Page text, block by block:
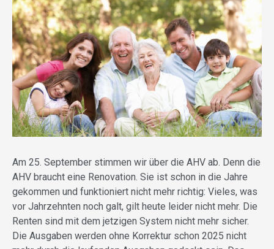
Am 25. September stimmen wir über die AHV ab. Denn die
AHV braucht eine Renovation. Sie ist schon in die Jahre
gekommen und funktioniert nicht mehr richtig: Vieles, was
vor Jahrzehnten noch galt, gilt heute leider nicht mehr. Die
Renten sind mit dem jetzigen System nicht mehr sicher.
Die Ausgaben werden ohne Korrektur schon 2025 nicht